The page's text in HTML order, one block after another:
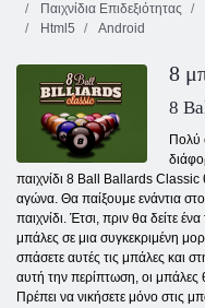
Παιχνίδια Επιδεξιότητας
Html5
Android
8
8
Πολύ
παιχνίδι 8 Ball Ballards Classic
αγώνα. Θα παίξουμε ενάντια
παιχνίδι. Έτσι, πριν θα δείτε
μπάλες σε μια συγκεκριμένη
σπάσετε αυτές τις μπάλες και
αυτή την περίπτωση, οι
Πρέπει να νικήσετε μόνο στις